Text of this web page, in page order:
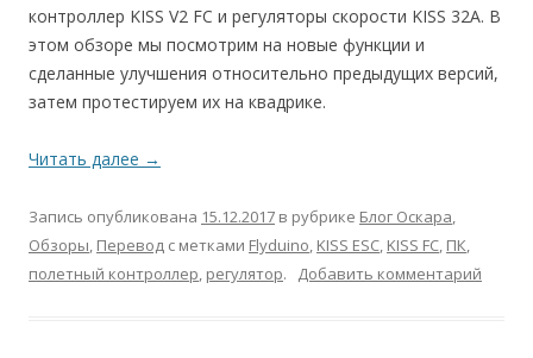
контроллер KISS V2 FC и регуляторы скорости KISS 32A. В
этом обзоре мы посмотрим на новые функции и
сделанные улучшения относительно предыдущих версий,
затем протестируем их на квадрике.
Читать далее →
Запись опубликована 15.12.2017 в рубрике Блог Оскара,
Обзоры, Перевод с метками Flyduino, KISS ESC, KISS FC, ПК,
полетный контроллер, регулятор. Добавить комментарий